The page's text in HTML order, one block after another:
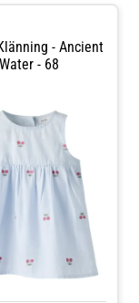
Ribbade
de
- Ancient
Water - 68